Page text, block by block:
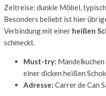
Zeitreise: dunkle Möbel,
Besonders beliebt ist hier
Verbindung mit einer heißen
schmeckt.
Must-try:
einer dicken heißen
Adresse: Carrer de Can